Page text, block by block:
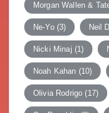
Morgan Wallen &
Ne-Yo(3) Neil
Nicki Minaj (1)
Noah Kahan (10)
Olivia Rodrigo (17)